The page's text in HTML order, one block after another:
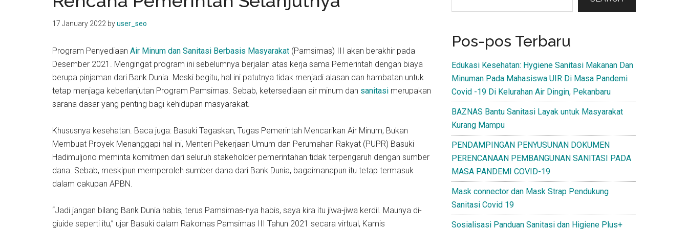
kit
indonesia
17 January 2022 byuser_seo
Program Penyediaan Air Minum dan Sanitasi Berbasis Masyarakat (Pamsimas) III akan berakhir pada
Desember 2021. Mengingat program ini sebelumnya berjalan atas kerja sama Pemerintah dengan biaya
berupa pinjaman dari Bank Dunia. Meski begitu, hal ini patutnya tidak menjadi alasan dan hambatan untuk
tetap menjaga keberlanjutan Program Pamsimas. Sebab, ketersediaan air minum dan sanitasi merupakan
sarana dasar yang penting bagi kehidupan masyarakat.
Khususnya kesehatan. Baca juga: Basuki Tegaskan, Tugas Pemerintah Mencarikan Air Minum, Bukan
Membuat Proyek Menanggapi hal ini, Menteri Pekerjaan Umum dan Perumahan Rakyat (PUPR) Basuki
Hadimuljono meminta komitmen dari seluruh stakeholder pemerintahan tidak terpengaruh dengan sumber
dana. Sebab, meskipun memperoleh sumber dana dari Bank Dunia, bagaimanapun itu tetap termasuk
dalam cakupan APBN.
“Jadi jangan bilang Bank Dunia habis, terus Pamsimas-nya habis, saya kira itu jiwa-jiwa kerdil. Maunya di-
giuide seperti itu,” ujar Basuki dalam Rakornas Pamsimas III Tahun 2021 secara virtual, Kamis
Pos-pos Terbaru
Edukasi Kesehatan: Hygiene Sanitasi Makanan Dan
Minuman Pada Mahasiswa UIR Di Masa Pandemi
Covid -19 Di Kelurahan Air Dingin, Pekanbaru
BAZNAS Bantu Sanitasi Layak untuk Masyarakat
Kurang Mampu
PENDAMPINGAN PENYUSUNAN DOKUMEN
PERENCANAAN PEMBANGUNAN SANITASI PADA
MASA PANDEMI COVID-19
Mask connector dan Mask Strap Pendukung
Sanitasi Covid 19
Sosialisasi Panduan Sanitasi dan Higiene Plus+